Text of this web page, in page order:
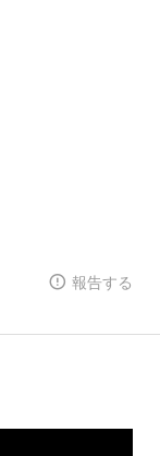
報告する